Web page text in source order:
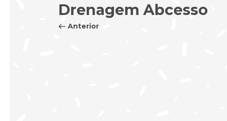
Drenagem Abcesso
Anterior